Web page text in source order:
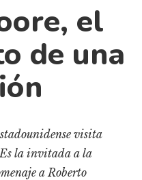
chilena
el
de una
visita
la invitada a la
a Roberto